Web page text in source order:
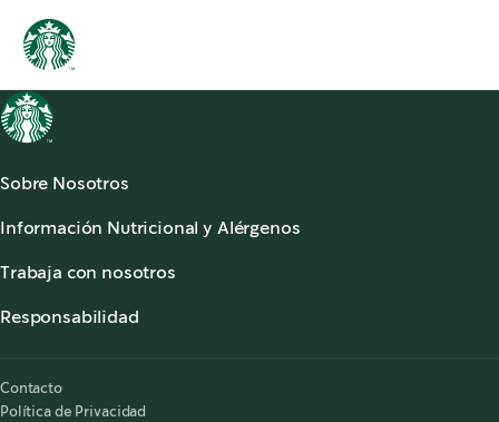
Sobre Nosotros
Sala de Prensa
Atención al Cliente
Accesibilidad,opens in a new tab
Información Nutricional y Alérgenos
Alérgenos,opens in a new tab
Trabaja con nosotros
Responsabilidad
Contacto
Política de Privacidad